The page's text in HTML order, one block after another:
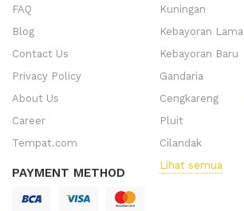
FAQ
Blog
Contact Us
Privacy Policy
About Us
Career
Tempat.com
PAYMENT METHOD
Kuningan
Kebayoran Lama
Kebayoran Baru
Gandaria
Cengkareng
Pluit
Cilandak
Lihat semua